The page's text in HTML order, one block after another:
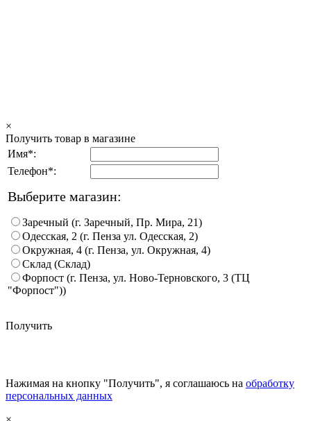
×
Получить товар в магазине
Имя*:
Телефон*:
Выберите магазин:
Заречный (г. Заречный, Пр. Мира, 21)
Одесская, 2 (г. Пенза ул. Одесская, 2)
Окружная, 4 (г. Пенза, ул. Окружная, 4)
Склад (Склад)
Форпост (г. Пенза, ул. Ново-Терновского, 3 (ТЦ
"Форпост"))
Получить
Нажимая на кнопку "Получить", я соглашаюсь на обработку
персональных данных